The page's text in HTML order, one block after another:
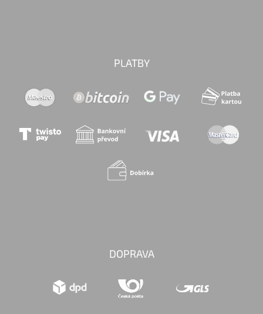
PLATBY
DOPRAVA